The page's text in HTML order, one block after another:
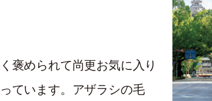
褒められて尚更お気に入り
ています。アザラシの毛